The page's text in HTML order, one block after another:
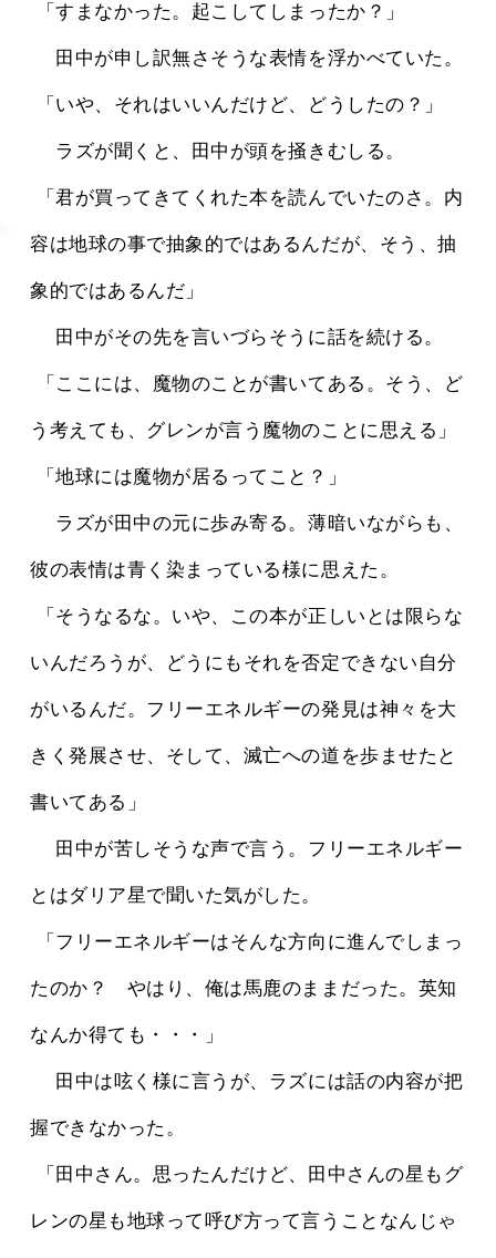
「すまなかった。起こしてしまったか？」
田中が申し訳無さそうな表情を浮かべていた。
「いや、それはいいんだけど、どうしたの？」
ラズが聞くと、田中が頭を掻きむしる。
容は地球の事で抽象的ではあるんだが、そう、抽
象的ではあるんだ」
田中がその先を言いづらそうに話を続ける。
う考えても、グレンが言う魔物のことに思える」
「地球には魔物が居るってこと？」
彼の表情は青く染まっている様に思えた。
いんだろうが、どうにもそれを否定できない自分
がいるんだ。フリーエネルギーの発見は神々を大
きく発展させ、そして、滅亡への道を歩ませたと
書いてある」
とはダリア星で聞いた気がした。
たのか？　やはり、俺は馬鹿のままだった。英知
なんか得ても・・・」
握できなかった。
レンの星も地球って呼び方って言うことなんじゃ